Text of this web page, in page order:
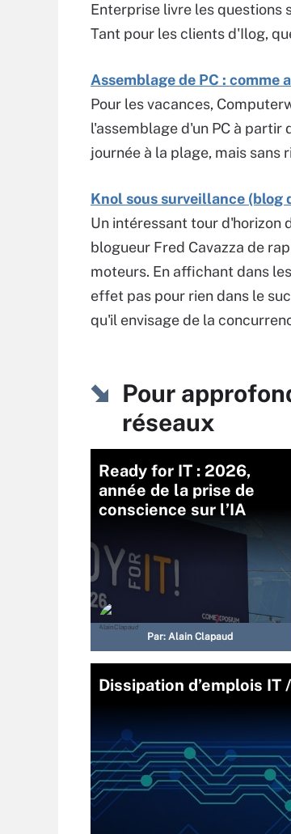
Enterprise livre les questions
Tant pour les clients d'Ilog,
Assemblage de PC : comme
Pour les vacances,
l'assemblage d'un PC à
journée à la plage, mais sans
Knol sous surveillance (blog
Un intéressant tour d'horizon
blogueur Fred Cavazza de
moteurs. En affichant dans
effet pas pour rien dans le
qu'il envisage de la
Pour
réseaux
Ready for IT : 2026,
année de la prise de
conscience sur l’IA
Par: Alain Clapaud
Dissipation d’emplois